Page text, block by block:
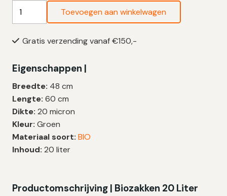
Biologisch
20
|
20
My
|
48×60
cm
–
aantal
Toevoegen aan winkelwagen
Gratis verzending vanaf €150,-
Eigenschappen |
Breedte: 48 cm
Lengte: 60 cm
Dikte: 20 micron
Kleur: Groen
Materiaal soort: BIO
Inhoud: 20 liter
Productomschrijving | Biozakken 20 Liter